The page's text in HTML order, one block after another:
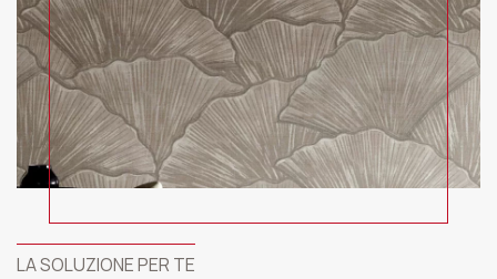
LA SOLUZIONE PER TE